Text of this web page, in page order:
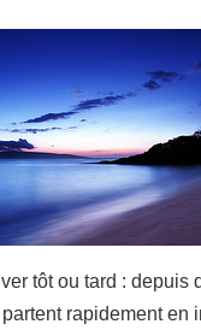
tôt ou tard : depuis
rapidement en